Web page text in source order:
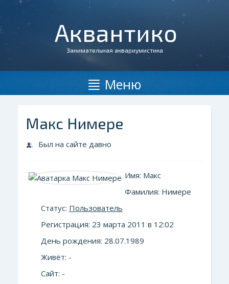
Аквантико
Занимательная аквариумистика
Меню
Макс Нимере
Был на сайте давно
Имя: Макс
Фамилия: Нимере
Статус: Пользователь
Регистрация: 23 марта 2011 в 12:02
День рождения: 28.07.1989
Живёт: -
Сайт: -